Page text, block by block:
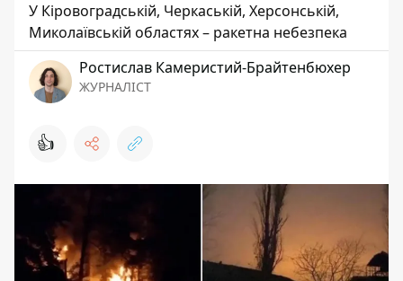
У Кіровоградській, Черкаській, Херсонській,
Миколаївській областях – ракетна небезпека
Ростислав Камеристий-Брайтенбюхер
ЖУРНАЛІСТ
👍